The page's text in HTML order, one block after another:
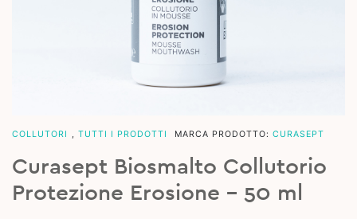
COLLUTORI TUTTI I PRODOTTI MARCA PRODOTTO: CURASEPT
Curasept Biosmalto Collutorio
Protezione Erosione – 50 ml